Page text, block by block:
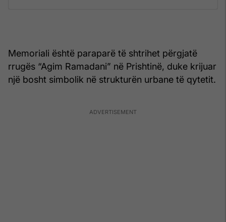
Memoriali është paraparë të shtrihet përgjatë
rrugës “Agim Ramadani” në Prishtinë, duke krijuar
një bosht simbolik në strukturën urbane të qytetit.